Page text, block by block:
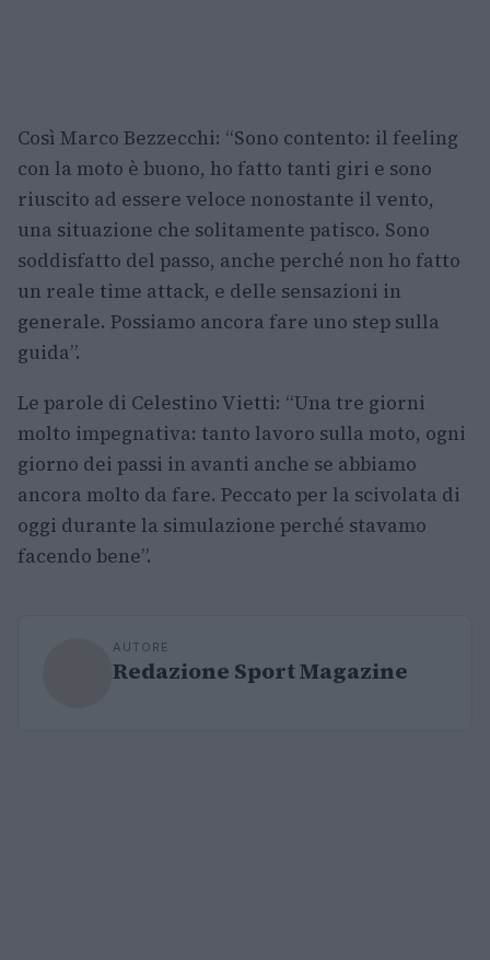
Così Marco Bezzecchi: “Sono contento: il feeling
con la moto è buono, ho fatto tanti giri e sono
riuscito ad essere veloce nonostante il vento,
una situazione che solitamente patisco. Sono
soddisfatto del passo, anche perché non ho fatto
un reale time attack, e delle sensazioni in
generale. Possiamo ancora fare uno step sulla
guida”.
Le parole di Celestino Vietti: “Una tre giorni
molto impegnativa: tanto lavoro sulla moto, ogni
giorno dei passi in avanti anche se abbiamo
ancora molto da fare. Peccato per la scivolata di
oggi durante la simulazione perché stavamo
facendo bene”.
AUTORE
Redazione Sport Magazine